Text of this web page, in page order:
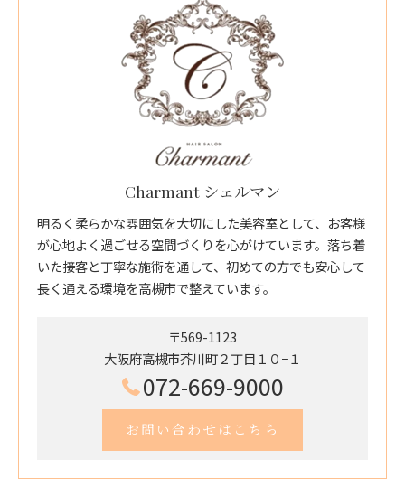
Charmant シェルマン
明るく柔らかな雰囲気を大切にした美容室として、お客様
が心地よく過ごせる空間づくりを心がけています。落ち着
いた接客と丁寧な施術を通して、初めての方でも安心して
長く通える環境を高槻市で整えています。
〒569-1123
大阪府高槻市芥川町２丁目１０−１
072-669-9000
お問い合わせはこちら